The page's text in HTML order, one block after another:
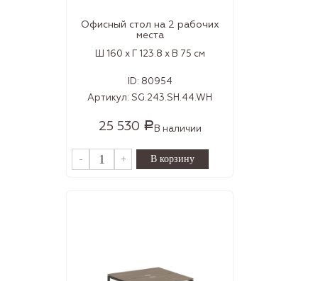
Офисный стол на 2 рабочих
места
Ш 160 x Г 123.8 x В 75 см
ID: 80954
Артикул: SG.243.SH.44.WH
25 530 РВ наличии
- +